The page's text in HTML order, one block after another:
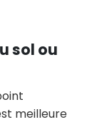
sol ou
meilleure